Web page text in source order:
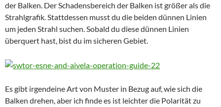
der Balken. Der Schadensbereich der Balken ist größer als die
Strahlgrafik. Stattdessen musst du die beiden dünnen Linien
um jeden Strahl suchen.Sobald du diese dünnen Linien
überquert hast, bist du im sicheren Gebiet.
Es gibt irgendeine Art von Muster in Bezug auf, wie sich die
Balken drehen, aber ich finde es ist leichter die Polarität zu